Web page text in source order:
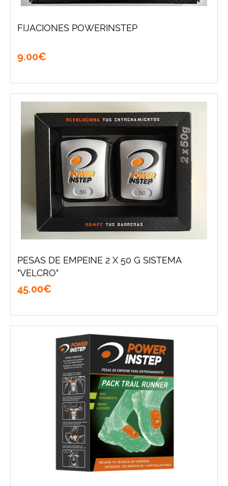
FIJACIONES POWERINSTEP
9.00€
PESAS DE EMPEINE 2 X 50 G SISTEMA
"VELCRO"
45.00€